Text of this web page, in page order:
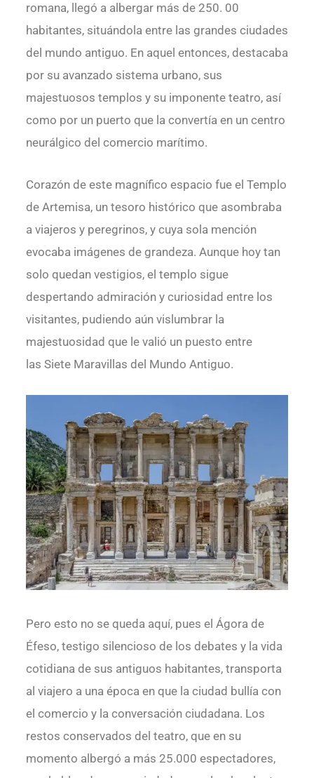
romana, llegó a albergar más de 250. 00
habitantes, situándola entre las grandes ciudades
del mundo antiguo. En aquel entonces, destacaba
por su avanzado sistema urbano, sus
majestuosos templos y su imponente teatro, así
como por un puerto que la convertía en un centro
neurálgico del comercio marítimo.
Corazón de este magnífico espacio fue el Templo
de Artemisa, un tesoro histórico que asombraba
a viajeros y peregrinos, y cuya sola mención
evocaba imágenes de grandeza. Aunque hoy tan
solo quedan vestigios, el templo sigue
despertando admiración y curiosidad entre los
visitantes, pudiendo aún vislumbrar la
majestuosidad que le valió un puesto entre
las Siete Maravillas del Mundo Antiguo.
Pero esto no se queda aquí, pues el Ágora de
Éfeso, testigo silencioso de los debates y la vida
cotidiana de sus antiguos habitantes, transporta
al viajero a una época en que la ciudad bullía con
el comercio y la conversación ciudadana. Los
restos conservados del teatro, que en su
momento albergó a más 25.000 espectadores,